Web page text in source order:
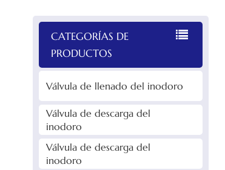
CATEGORÍAS DE
PRODUCTOS
Válvula de llenado del inodoro
Válvula de descarga del
inodoro
Válvula de descarga del
inodoro